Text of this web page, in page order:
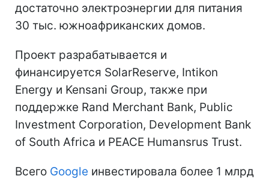
достаточно электроэнергии для питания
30 тыс. южноафриканских домов.
Проект разрабатывается и
финансируется SolarReserve, Intikon
Energy и Kensani Group, также при
поддержке Rand Merchant Bank, Public
Investment Corporation, Development Bank
of South Africa и PEACE Humansrus Trust.
Всего Google инвестировала более 1 млрд